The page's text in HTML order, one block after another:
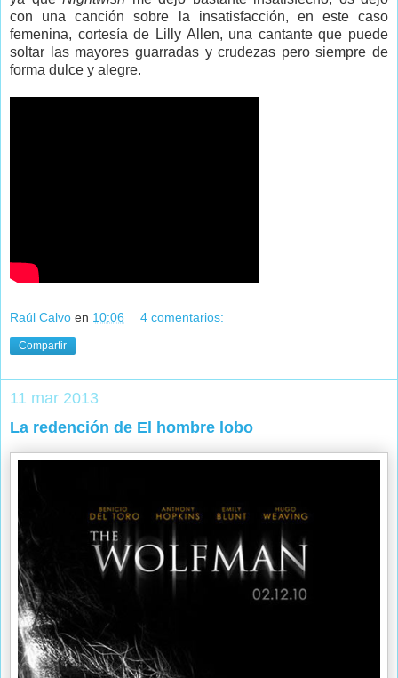
con una canción sobre la insatisfacción, en este caso
femenina, cortesía de Lilly Allen, una cantante que puede
soltar las mayores guarradas y crudezas pero siempre de
forma dulce y alegre.
Raúl Calvo en 10:06 4 comentarios:
Compartir
11 mar 2013
La redención de El hombre lobo